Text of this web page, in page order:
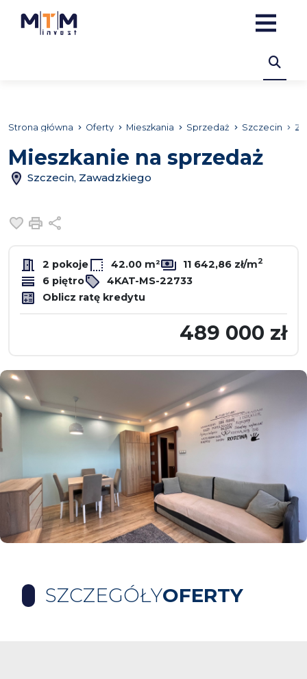
Strona główna Oferty Mieszkania Sprzedaż Szczecin
Mieszkanie na sprzedaż
Szczecin, Zawadzkiego
Dodaj do ulubionych
Drukuj
2 pokoje 42.00 m² 11 642,86 zł/m2
6 piętro
4KAT-MS-22733
Oblicz ratę kredytu
489 000 zł
SZCZEGÓŁYOFERTY